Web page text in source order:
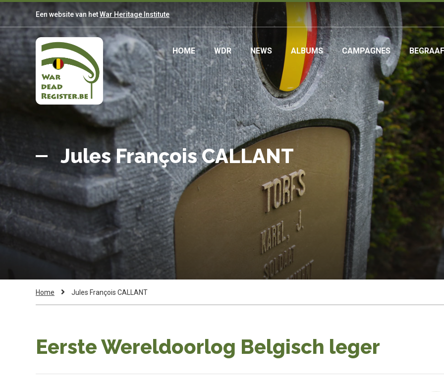
Overslaan
en
naar
de
inhoud
Een website van hetWar Heritage Institute
Belgian
War
Dead
Register
Main
navigation
HOME WDR NEWS ALBUMS CAMPAGNES
Jules François CALLANT
Kruimelpad
Home
Current
Jules François CALLANT
Eerste Wereldoorlog Belgisch leger